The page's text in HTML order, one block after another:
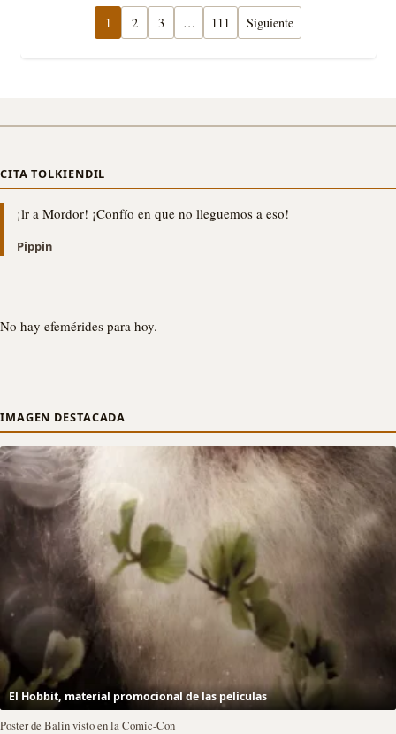
1 2 3 … 111 Siguiente
CITA TOLKIENDIL
¡lr a Mordor! ¡Confío en que no lleguemos a eso!
Pippin
No hay efemérides para hoy.
IMAGEN DESTACADA
El Hobbit, material promocional de las películas
Poster de Balin visto en la Comic-Con